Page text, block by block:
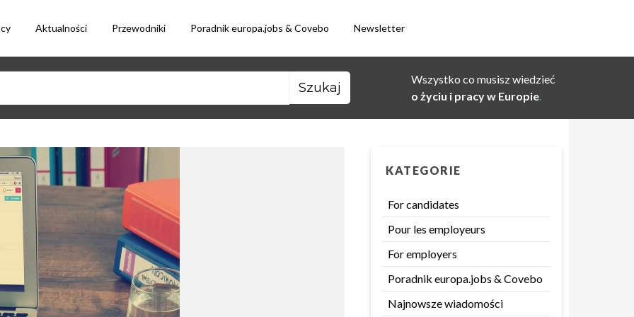
Aktualności Przewodniki Poradnik europa.jobs & Covebo Newsletter
Wszystko co musisz wiedzieć
o życiu i pracy w Europie.
KATEGORIE
For candidates
Pour les employeurs
For employers
Poradnik europa.jobs & Covebo
Najnowsze wiadomości